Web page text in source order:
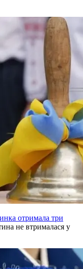
отримала три
не втрималася у